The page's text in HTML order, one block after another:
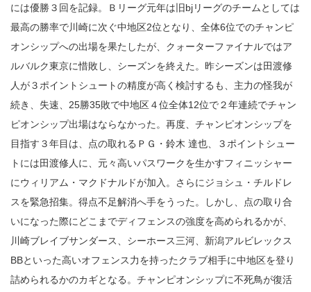
には優勝３回を記録。Ｂリーグ元年は旧bjリーグのチームとしては
最高の勝率で川崎に次ぐ中地区2位となり、全体6位でのチャンピ
オンシップへの出場を果たしたが、クォーターファイナルではア
ルバルク東京に惜敗し、シーズンを終えた。昨シーズンは田渡修
人が３ポイントシュートの精度が高く検討するも、主力の怪我が
続き、失速、25勝35敗で中地区４位全体12位で２年連続でチャン
ピオンシップ出場はならなかった。再度、チャンピオンシップを
目指す３年目は、点の取れるＰＧ・鈴木 達也、３ポイントシュー
トには田渡修人に、元々高いパスワークを生かすフィニッシャー
にウィリアム・マクドナルドが加入。さらにジョシュ・チルドレ
スを緊急招集。得点不足解消へ手をうった。しかし、点の取り合
いになった際にどこまでディフェンスの強度を高められるかが、
川崎ブレイブサンダース、シーホース三河、新潟アルビレックス
BBといった高いオフェンス力を持ったクラブ相手に中地区を登り
詰められるかのカギとなる。チャンピオンシップに不死鳥が復活